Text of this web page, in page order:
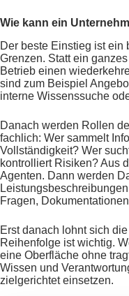
Wie kann ein
Der beste Einstieg ist ein
Grenzen. Statt ein
Betrieb einen
sind zum Beispiel
interne Wissenssuche
Danach werden Rollen
fachlich: Wer sammelt
Vollständigkeit? Wer
kontrolliert Risiken? Aus
Agenten. Dann werden
Fragen,
Erst danach lohnt sich
Reihenfolge ist wichtig.
eine Oberfläche ohne
Wissen und
zielgerichtet einsetzen.